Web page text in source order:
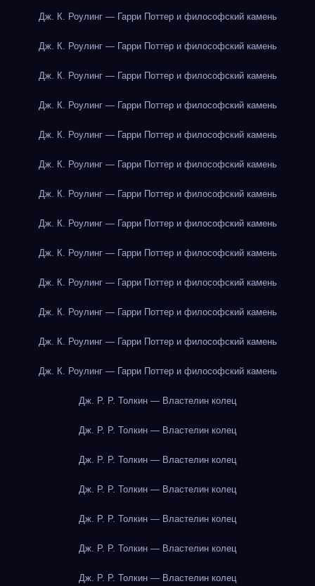
Дж. К. Роулинг — Гарри Поттер и философский камень
Дж. К. Роулинг — Гарри Поттер и философский камень
Дж. К. Роулинг — Гарри Поттер и философский камень
Дж. К. Роулинг — Гарри Поттер и философский камень
Дж. К. Роулинг — Гарри Поттер и философский камень
Дж. К. Роулинг — Гарри Поттер и философский камень
Дж. К. Роулинг — Гарри Поттер и философский камень
Дж. К. Роулинг — Гарри Поттер и философский камень
Дж. К. Роулинг — Гарри Поттер и философский камень
Дж. К. Роулинг — Гарри Поттер и философский камень
Дж. К. Роулинг — Гарри Поттер и философский камень
Дж. К. Роулинг — Гарри Поттер и философский камень
Дж. К. Роулинг — Гарри Поттер и философский камень
Дж. Р. Р. Толкин — Властелин колец
Дж. Р. Р. Толкин — Властелин колец
Дж. Р. Р. Толкин — Властелин колец
Дж. Р. Р. Толкин — Властелин колец
Дж. Р. Р. Толкин — Властелин колец
Дж. Р. Р. Толкин — Властелин колец
Дж. Р. Р. Толкин — Властелин колец